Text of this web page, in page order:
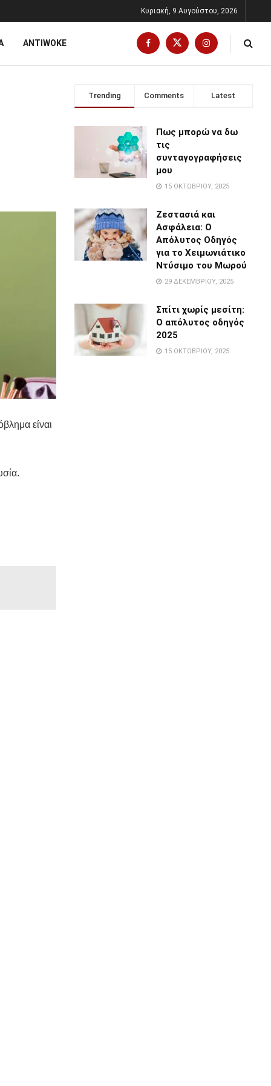
Κυριακή, 9 Αυγούστου, 2026
ANTIWOKE
είναι
Trending Comments Latest
Πως μπορώ να δω
τις
συνταγογραφήσεις
μου
15 ΟΚΤΩΒΡΊΟΥ, 2025
Ζεστασιά και
Ασφάλεια: Ο
Απόλυτος Οδηγός
για το Χειμωνιάτικο
Ντύσιμο του Μωρού
29 ΔΕΚΕΜΒΡΊΟΥ, 2025
Σπίτι χωρίς μεσίτη:
Ο απόλυτος οδηγός
2025
15 ΟΚΤΩΒΡΊΟΥ, 2025